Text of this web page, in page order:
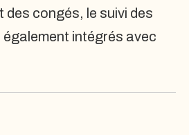
des congés, le suivi des
intégrés avec